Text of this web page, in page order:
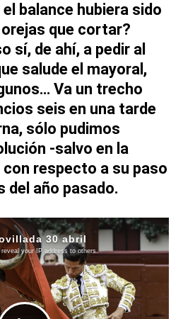
balance hubiera sido
que cortar?
sí, de ahí, a pedir al
salude el mayoral,
Va un trecho
seis en una tarde
sólo pudimos
-salvo en la
con respecto a su paso
del año pasado.